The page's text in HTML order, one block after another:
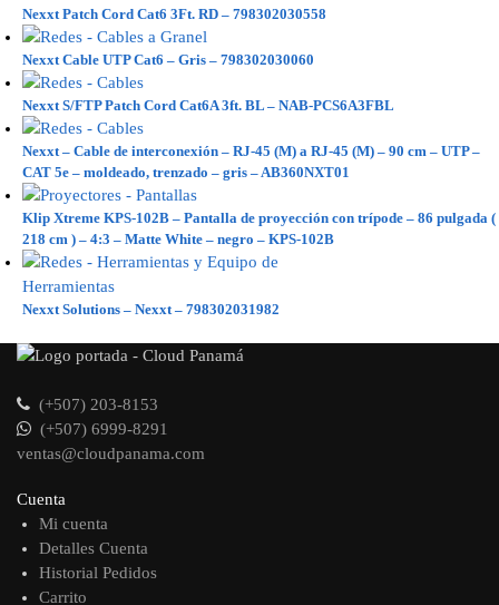
Nexxt Patch Cord Cat6 3Ft. RD – 798302030558
Nexxt Cable UTP Cat6 – Gris – 798302030060
Nexxt S/FTP Patch Cord Cat6A 3ft. BL – NAB-PCS6A3FBL
Nexxt – Cable de interconexión – RJ-45 (M) a RJ-45 (M) – 90 cm – UTP –
CAT 5e – moldeado, trenzado – gris – AB360NXT01
Klip Xtreme KPS-102B – Pantalla de proyección con trípode – 86 pulgada (
218 cm ) – 4:3 – Matte White – negro – KPS-102B
Nexxt Solutions – Nexxt – 798302031982
(+507) 203-8153
(+507) 6999-8291
ventas@cloudpanama.com
Cuenta
Mi cuenta
Detalles Cuenta
Historial Pedidos
Carrito